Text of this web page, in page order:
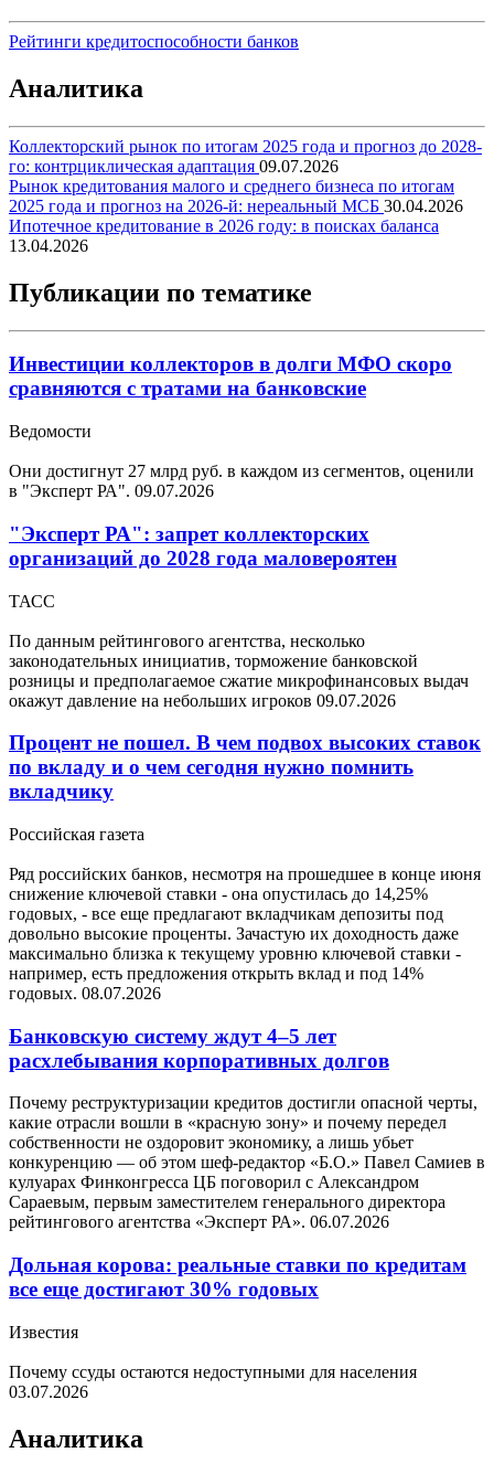
Рейтинги кредитоспособности банков
Аналитика
Коллекторский рынок по итогам 2025 года и прогноз до 2028-
го: контрциклическая адаптация 09.07.2026
Рынок кредитования малого и среднего бизнеса по итогам
2025 года и прогноз на 2026-й: нереальный МСБ 30.04.2026
Ипотечное кредитование в 2026 году: в поисках баланса
13.04.2026
Публикации по тематике
Инвестиции коллекторов в долги МФО скоро
сравняются с тратами на банковские
Ведомости
Они достигнут 27 млрд руб. в каждом из сегментов, оценили
в "Эксперт РА". 09.07.2026
"Эксперт РА": запрет коллекторских
организаций до 2028 года маловероятен
ТАСС
По данным рейтингового агентства, несколько
законодательных инициатив, торможение банковской
розницы и предполагаемое сжатие микрофинансовых выдач
окажут давление на небольших игроков 09.07.2026
Процент не пошел. В чем подвох высоких ставок
по вкладу и о чем сегодня нужно помнить
вкладчику
Российская газета
Ряд российских банков, несмотря на прошедшее в конце июня
снижение ключевой ставки - она опустилась до 14,25%
годовых, - все еще предлагают вкладчикам депозиты под
довольно высокие проценты. Зачастую их доходность даже
максимально близка к текущему уровню ключевой ставки -
например, есть предложения открыть вклад и под 14%
годовых. 08.07.2026
Банковскую систему ждут 4–5 лет
расхлебывания корпоративных долгов
Почему реструктуризации кредитов достигли опасной черты,
какие отрасли вошли в «красную зону» и почему передел
собственности не оздоровит экономику, а лишь убьет
конкуренцию — об этом шеф-редактор «Б.О.» Павел Самиев в
кулуарах Финконгресса ЦБ поговорил с Александром
Сараевым, первым заместителем генерального директора
рейтингового агентства «Эксперт РА». 06.07.2026
Дольная корова: реальные ставки по кредитам
все еще достигают 30% годовых
Известия
Почему ссуды остаются недоступными для населения
03.07.2026
Аналитика